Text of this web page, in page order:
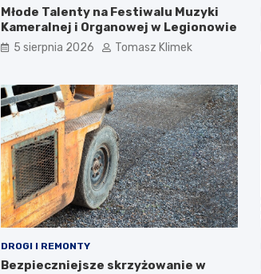
Młode Talenty na Festiwalu Muzyki
Kameralnej i Organowej w Legionowie
5 sierpnia 2026 Tomasz Klimek
DROGI I REMONTY
Bezpieczniejsze skrzyżowanie w